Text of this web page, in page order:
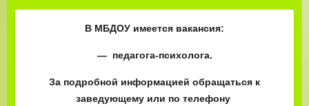
В МБДОУ имеется вакансия:
— педагога-психолога.
За подробной информацией обращаться к
заведующему или по телефону